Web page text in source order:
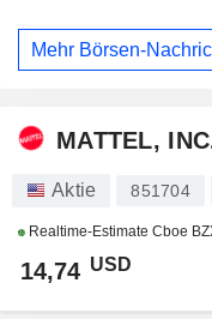
Mehr Börsen-
MATTEL,
Aktie 851704
Realtime-Estimate Cboe
14,74 USD